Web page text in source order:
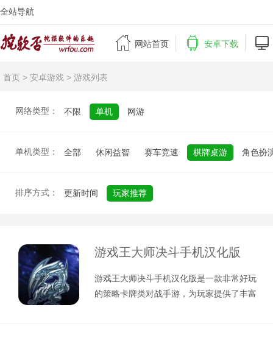
全站导航
 网站首页  安卓下载 
首页 > 安卓游戏 > 游戏列表
网络类型： 不限 单机 网游
单机类型： 全部 休闲益智 赛车竞速 棋牌桌游 角色扮
排序方式： 更新时间 玩家推荐
游戏王大师决斗手机汉化版
游戏王大师决斗手机汉化版是一款非常好玩
的策略卡牌类对战手游，为玩家提供了丰富